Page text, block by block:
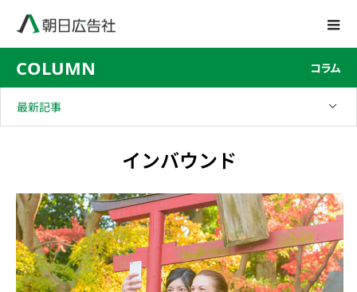
COLUMN コラム
最新記事
インバウンド